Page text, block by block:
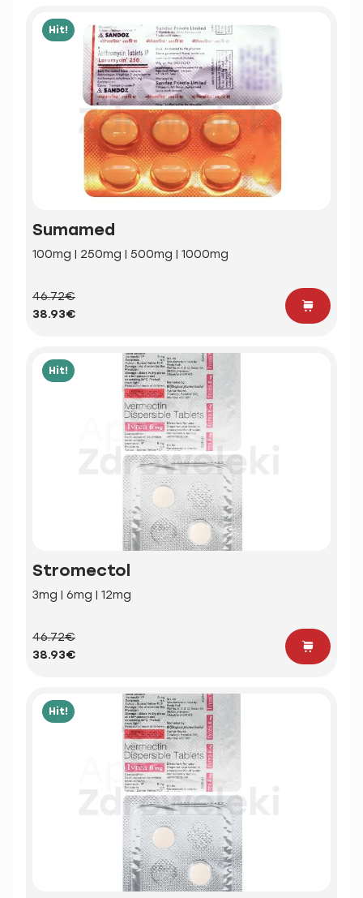
Hit!
Sumamed
100mg | 250mg | 500mg | 1000mg
46.72€
38.93€
Hit!
Stromectol
3mg | 6mg | 12mg
46.72€
38.93€
Hit!